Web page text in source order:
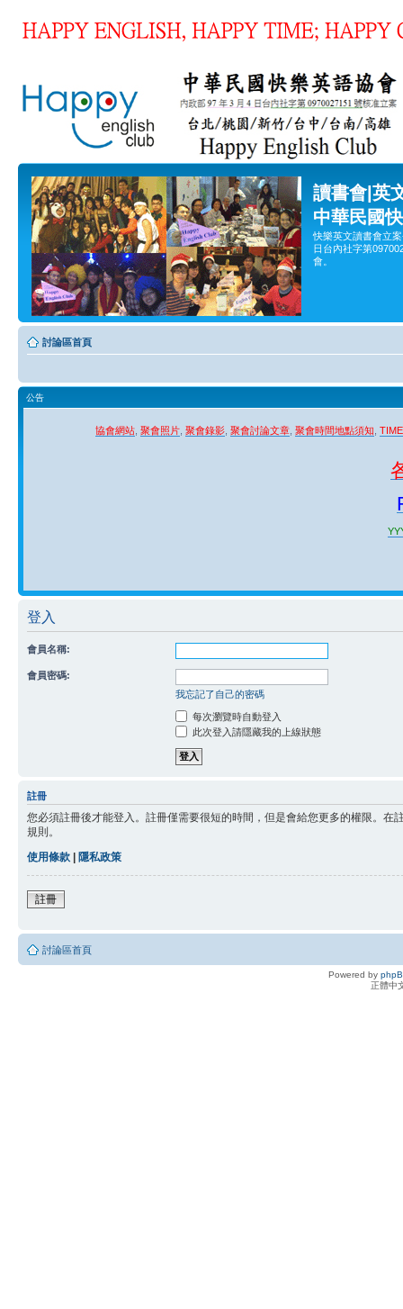
讀書會|英
中華民國
快樂英文讀書會立
日台內社字第
會。
討論區首頁
公告
協會網站 聚會照片 聚會錄影 聚會討論文章 聚會時間地點須知
登入
會員名稱:
會員密碼:
我忘記了自己的密碼
每次瀏覽時自動登入
此次登入請隱藏我的上線狀態
註冊
您必須註冊後才能登入。註冊僅需要很短的時間，但是會給您更多的權限。
規則。
使用條款 | 隱私政策
註冊
討論區首頁
Powered by
正體中